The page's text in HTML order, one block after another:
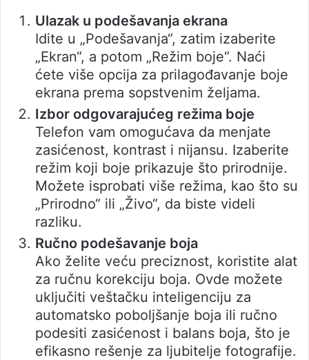
Ulazak u podešavanja ekrana
Idite u „Podešavanja“, zatim izaberite
„Ekran“, a potom „Režim boje“. Naći
ćete više opcija za prilagođavanje boje
ekrana prema sopstvenim željama.
Izbor odgovarajućeg režima boje
Telefon vam omogućava da menjate
zasićenost, kontrast i nijansu. Izaberite
režim koji boje prikazuje što prirodnije.
Možete isprobati više režima, kao što su
„Prirodno“ ili „Živo“, da biste videli
razliku.
Ručno podešavanje boja
Ako želite veću preciznost, koristite alat
za ručnu korekciju boja. Ovde možete
uključiti veštačku inteligenciju za
automatsko poboljšanje boja ili ručno
podesiti zasićenost i balans boja, što je
efikasno rešenje za ljubitelje fotografije.